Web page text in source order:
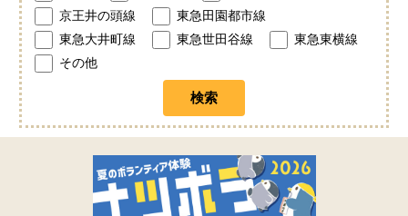
京王井の頭線
東急田園都市線
東急大井町線
東急世田谷線
東急東横線
その他